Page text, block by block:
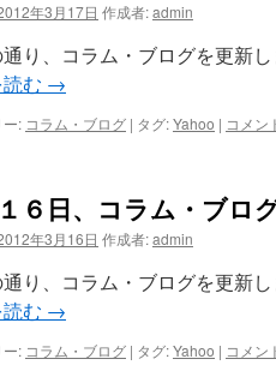
年3月17日 作成者:admin
り、コラム・ブログを更新
む →
ー: コラム・ブログ | タグ:Yahoo | コメン
６日、コラム・ブロ
年3月16日 作成者:admin
り、コラム・ブログを更新
む →
ー: コラム・ブログ | タグ:Yahoo | コメン